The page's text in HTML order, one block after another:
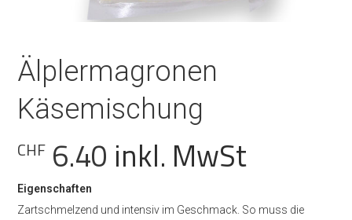
Älplermagronen
Käsemischung
CHF 6.40 inkl. MwSt
Eigenschaften
Zartschmelzend und intensiv im Geschmack. So muss die